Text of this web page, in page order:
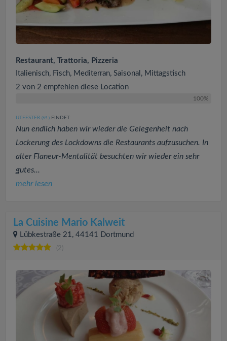
Restaurant, Trattoria, Pizzeria
Italienisch, Fisch, Mediterran, Saisonal, Mittagstisch
2 von 2 empfehlen diese Location
100%
UTEESTER (65 ) FINDET:
Nun endlich haben wir wieder die Gelegenheit nach
Lockerung des Lockdowns die Restaurants aufzusuchen. In
alter Flaneur-Mentalität besuchten wir wieder ein sehr
gutes...
mehr lesen
La Cuisine Mario Kalweit
Lübkestraße 21, 44141 Dortmund
(2)